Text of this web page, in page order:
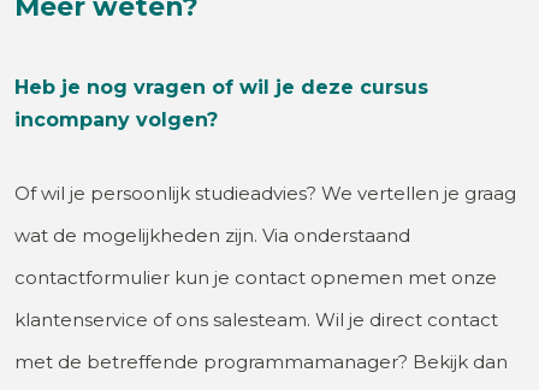
Meer weten?
Heb je nog vragen of wil je deze cursus
incompany volgen?
Of wil je persoonlijk studieadvies? We vertellen je graag
wat de mogelijkheden zijn. Via onderstaand
contactformulier kun je contact opnemen met onze
klantenservice of ons salesteam. Wil je direct contact
met de betreffende programmamanager? Bekijk dan